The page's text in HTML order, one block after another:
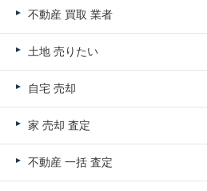
不動産 買取 業者
土地 売りたい
自宅 売却
家 売却 査定
不動産 一括 査定